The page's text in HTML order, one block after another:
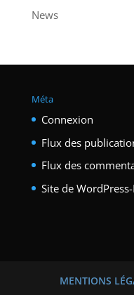
News
Méta
Connexion
Flux des
Flux des
Site de WordPress-
MENTIONS